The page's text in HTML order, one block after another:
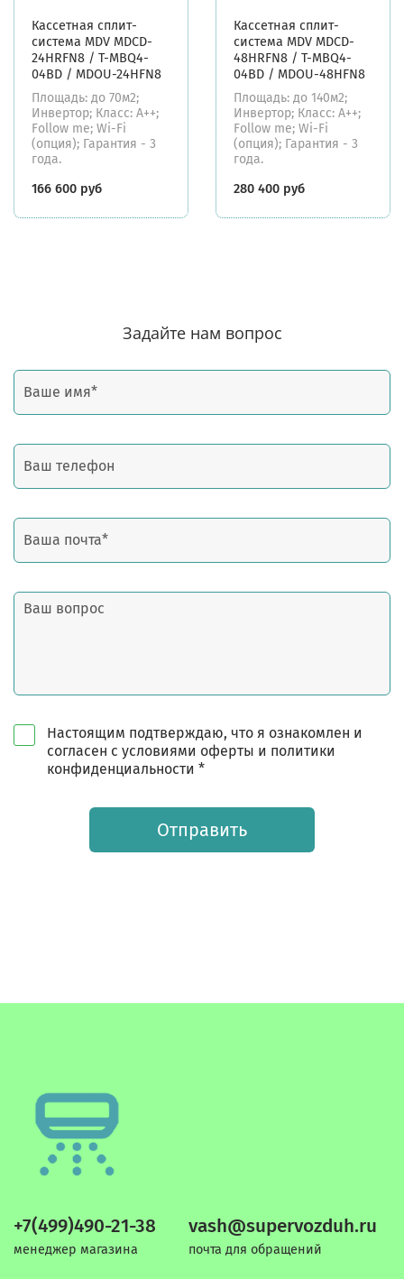
Кассетная сплит-
система MDV MDCD-
24HRFN8 / T-MBQ4-
04BD / MDOU-24HFN8
Площадь: до 70м2;
Инвертор; Класс: А++;
Follow me; Wi-Fi
(опция); Гарантия - 3
года.
166 600 руб
Кассетная сплит-
система MDV MDCD-
48HRFN8 / T-MBQ4-
04BD / MDOU-48HFN8
Площадь: до 140м2;
Инвертор; Класс: А++;
Follow me; Wi-Fi
(опция); Гарантия - 3
года.
280 400 руб
Задайте нам вопрос
Настоящим подтверждаю, что я ознакомлен и
согласен с условиями оферты и политики
конфиденциальности *
Отправить
+7(499)490-21-38
менеджер магазина
vash@supervozduh.ru
почта для обращений